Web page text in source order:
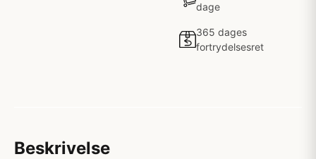
dage
365 dages
fortrydelsesret
Beskrivelse